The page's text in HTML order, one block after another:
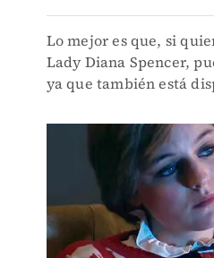
Lo mejor es que, si
Lady Diana Spencer,
ya que también está